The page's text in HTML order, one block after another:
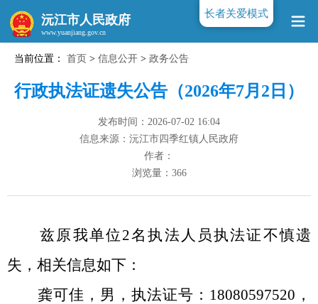
沅江市人民政府
当前位置： 首页 > 信息公开 > 政务公告
行政执法证遗失公告（2026年7月2日）
发布时间：2026-07-02 16:04
信息来源：沅江市四季红镇人民政府
作者：
浏览量： 366
兹 原我单位 2名执法人员执法证不慎遗
失，相关信息如下：
龚可佳，男，执法证号： 18080597520 ，
长者关爱模式